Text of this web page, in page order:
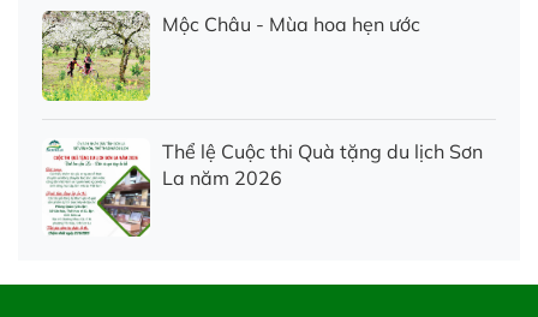
Mộc Châu - Mùa hoa hẹn ước
Thể lệ Cuộc thi Quà tặng du lịch Sơn
La năm 2026